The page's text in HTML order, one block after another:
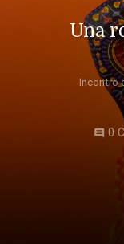
Una
Incontro
comment 0